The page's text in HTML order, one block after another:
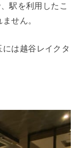
駅を利用したこ
せん。
は越谷レイクタ